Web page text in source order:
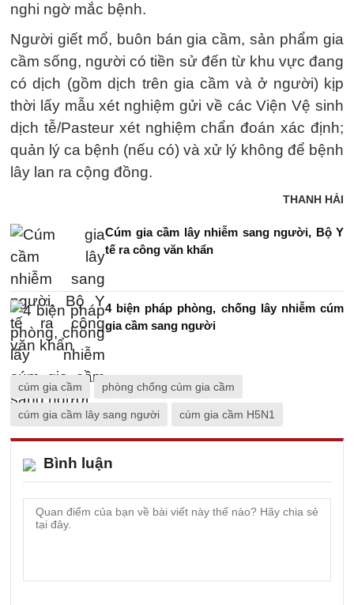
nghi ngờ mắc bệnh.
Người giết mổ, buôn bán gia cầm, sản phẩm gia
cầm sống, người có tiền sử đến từ khu vực đang
có dịch (gồm dịch trên gia cầm và ở người) kịp
thời lấy mẫu xét nghiệm gửi về các Viện Vệ sinh
dịch tễ/Pasteur xét nghiệm chẩn đoán xác định;
quản lý ca bệnh (nếu có) và xử lý không để bệnh
lây lan ra cộng đồng.
THANH HẢI
Cúm gia cầm lây nhiễm sang người, Bộ Y
tế ra công văn khẩn
4 biện pháp phòng, chống lây nhiễm cúm
gia cầm sang người
cúm gia cầm phòng chống cúm gia cầm
cúm gia cầm lây sang người cúm gia cầm H5N1
Bình luận